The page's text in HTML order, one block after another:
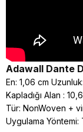
Adawall Dante
En: 1,06 cm
Kapladığı Alan :
Tür: NonWoven +
Uygulama Yöntemi: